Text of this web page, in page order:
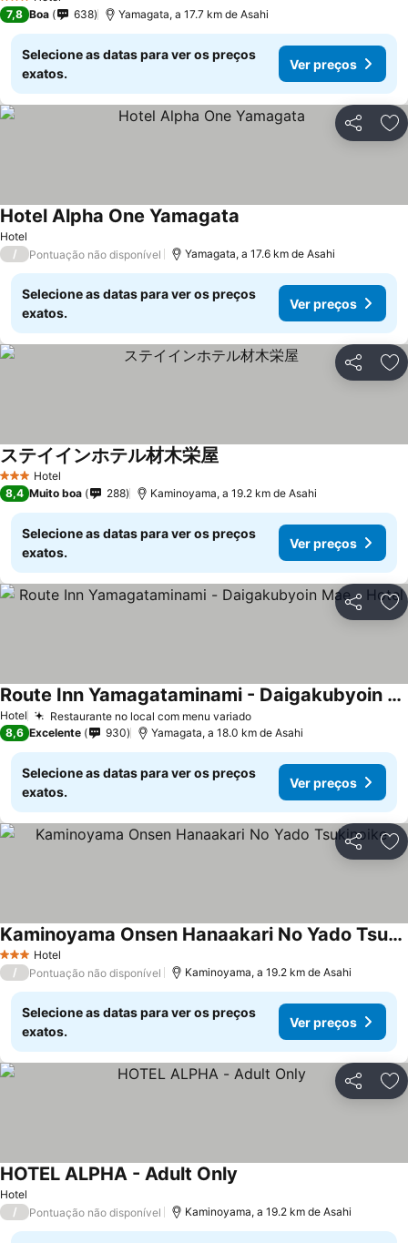
3 Estrelas
7,8 Boa 638 Yamagata, a 17.7 km de Asahi
Selecione as datas para ver os preços
exatos.
Ver preços
Partilhar
Hotel
Hotel Alpha One Yamagata
/ Pontuação não disponível Yamagata, a 17.6 km de Asahi
Selecione as datas para ver os preços
exatos.
Ver preços
Partilhar
3 EstrelasHotel
ステイインホテル材木栄屋
8,4 Muito boa 288 Kaminoyama, a 19.2 km de Asahi
Selecione as datas para ver os preços
exatos.
Ver preços
Partilhar
Hotel Restaurante no local com menu variado
Route Inn Yamagataminami - Daigakubyoin Mae - Hotel
8,6 Excelente 930 Yamagata, a 18.0 km de Asahi
Selecione as datas para ver os preços
exatos.
Ver preços
Partilhar
3 EstrelasHotel
Kaminoyama Onsen Hanaakari No Yado Tsukinoike
/ Pontuação não disponível Kaminoyama, a 19.2 km de Asahi
Selecione as datas para ver os preços
exatos.
Ver preços
Partilhar
Hotel
HOTEL ALPHA - Adult Only
/ Pontuação não disponível Kaminoyama, a 19.2 km de Asahi